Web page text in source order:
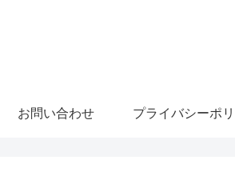
お問い合わせ プライバシーポ